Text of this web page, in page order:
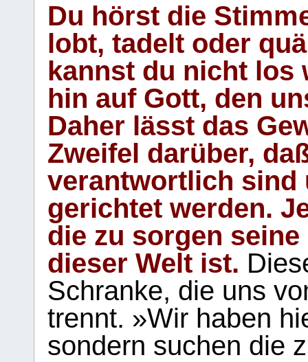
Du hörst die
lobt, tadelt oder
kannst du nicht los
hin auf Gott, den
Daher lässt das
Zweifel darüber,
verantwortlich sind
gerichtet werden.
die zu sorgen
dieser Welt ist.
Schranke, die uns
trennt. »Wir haben
sondern suchen die